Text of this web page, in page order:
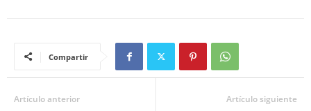
Compartir
Artículo anterior Artículo siguiente